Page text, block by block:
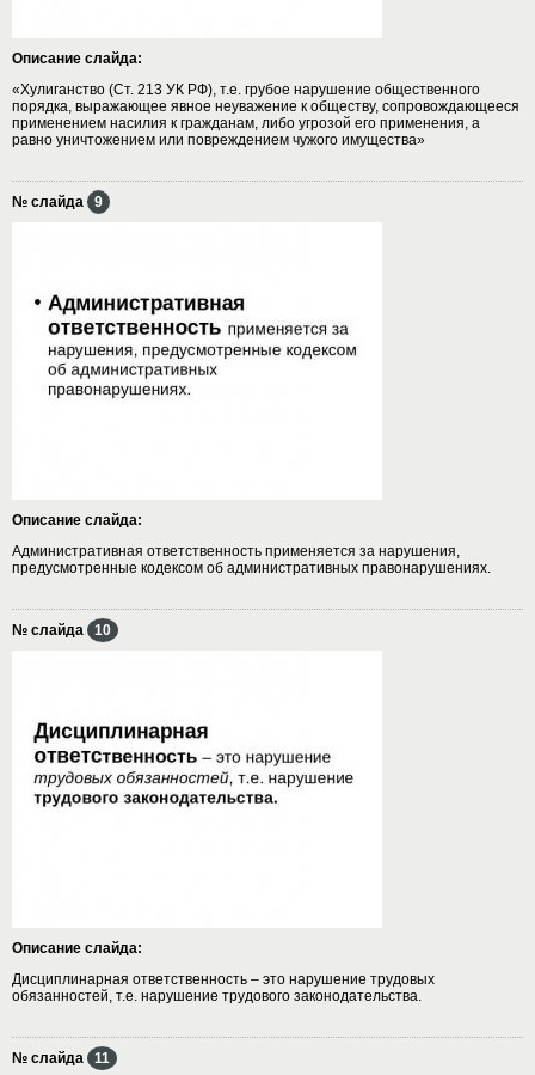
Описание слайда:
«Хулиганство (Ст. 213 УК РФ), т.е. грубое нарушение общественного
порядка, выражающее явное неуважение к обществу, сопровождающееся
применением насилия к гражданам, либо угрозой его применения, а
равно уничтожением или повреждением чужого имущества»
№ слайда 9
Описание слайда:
Административная ответственность применяется за нарушения,
предусмотренные кодексом об административных правонарушениях.
№ слайда 10
Описание слайда:
Дисциплинарная ответственность – это нарушение трудовых
обязанностей, т.е. нарушение трудового законодательства.
№ слайда 11